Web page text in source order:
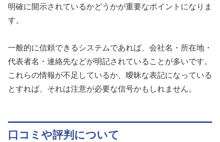
明確に開示されているかどうかが重要なポイントになりま
す。
一般的に信頼できるシステムであれば、会社名・所在地・
代表者名・連絡先などが明記されていることが多いです。
これらの情報が不足しているか、曖昧な表記になっている
とすれば、それは注意が必要な信号かもしれません。
口コミや評判について